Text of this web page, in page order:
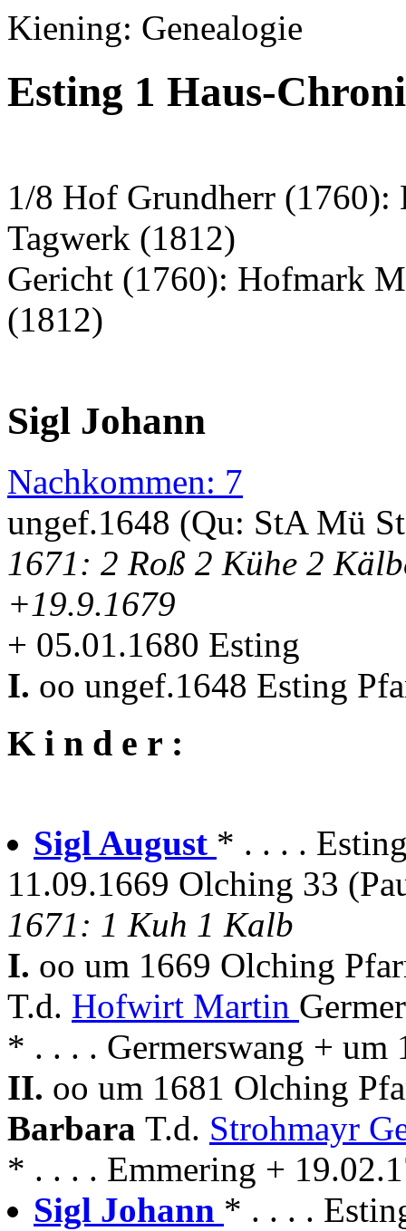
Kiening: Genealogie
Esting 1 Haus-
1/8 Hof Grundherr
Tagwerk (1812)
Gericht (1760): Hofmark
(1812)
Sigl Johann
Nachkommen: 7
ungef.1648 (Qu: StA Mü
1671: 2 Roß 2 Kühe 2
+19.9.1679
+ 05.01.1680 Esting
I. oo ungef.1648 Esting
K i n d e r :
Sigl August * . . . .
11.09.1669 Olching 33
1671: 1 Kuh 1 Kalb
I. oo um 1669 Olching
T.d. Hofwirt Martin
* . . . . Germerswang + um
II. oo um 1681 Olching
Barbara T.d. Strohmayr
* . . . . Emmering +
Sigl Johann * . . . .